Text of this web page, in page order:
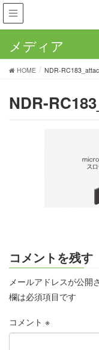
メディア
HOME NDR-
NDR-
コメントを残す
メールアドレスが公開
欄は必須項目です
コメント ※